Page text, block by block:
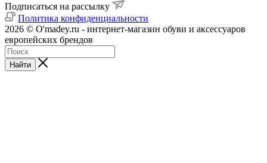
Подписаться на рассылку
Политика конфиденциальности
2026 © O'madey.ru - интернет-магазин обуви и аксессуаров
европейских брендов
Найти